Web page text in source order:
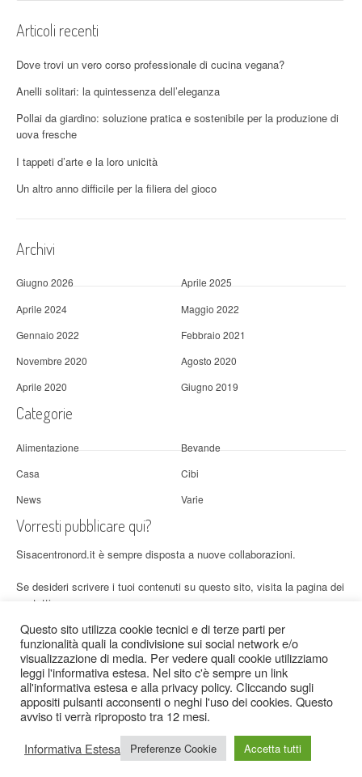
z
i
o
n
e
a
r
i
c
o
l
i
Articoli recenti
Dove trovi un vero corso professionale di cucina vegana?
Anelli solitari: la quintessenza dell’eleganza
Pollai da giardino: soluzione pratica e sostenibile per la produzione di
uova fresche
I tappeti d’arte e la loro unicità
Un altro anno difficile per la filiera del gioco
Archivi
Giugno 2026
Aprile 2025
Aprile 2024
Maggio 2022
Gennaio 2022
Febbraio 2021
Novembre 2020
Agosto 2020
Aprile 2020
Giugno 2019
Categorie
Alimentazione
Bevande
Casa
Cibi
News
Varie
Vorresti pubblicare qui?
Sisacentronord.it è sempre disposta a nuove collaborazioni.
Se desideri scrivere i tuoi contenuti su questo sito, visita la pagina dei
contatti
© 2026 Sisa Centro Nord - Tema: Patus diFameThemes.
Questo sito utilizza cookie tecnici e di terze parti per
funzionalità quali la condivisione sui social network e/o
visualizzazione di media. Per vedere quali cookie utilizziamo
leggi l'informativa estesa. Nel sito c'è sempre un link
all'informativa estesa e alla privacy policy. Cliccando sugli
appositi pulsanti acconsenti o neghi l'uso dei cookies. Questo
avviso ti verrà riproposto tra 12 mesi.
Informativa Estesa
Preferenze Cookie Accetta tutti